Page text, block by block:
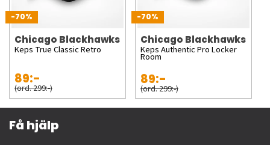
-70%
Chicago Blackhawks
Keps True Classic Retro
89:-
(ord. 299:-)
-70%
Chicago Blackhawks
Keps Authentic Pro Locker
Room
89:-
(ord. 299:-)
Få hjälp